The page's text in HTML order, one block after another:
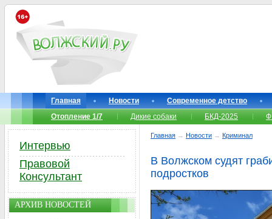
Главная Новости
Современное детство
Отопление 1/7
Дикие собаки БКД-2025
Главная → Новости → Криминал
В Волжском судят
подростков
Интервью
Правовой
Консультант
АРХИВ НОВОСТЕЙ